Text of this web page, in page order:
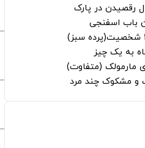
رقصیدن در پارک
باب اسفنجی
به یک چیز
مارمولک (متفاوت)
و مشکوک چند مرد